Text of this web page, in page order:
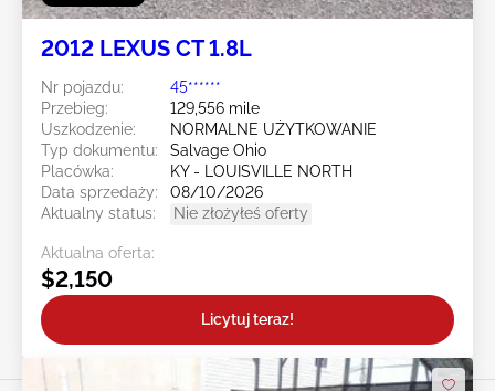
2012 LEXUS CT 1.8L
Nr pojazdu:
45******
Przebieg:
129,556 mile
Uszkodzenie:
NORMALNE UŻYTKOWANIE
Typ dokumentu:
Salvage Ohio
Placówka:
KY - LOUISVILLE NORTH
Data sprzedaży:
08/10/2026
Aktualny status:
Nie złożyłeś oferty
Aktualna oferta:
$2,150
Licytuj teraz!